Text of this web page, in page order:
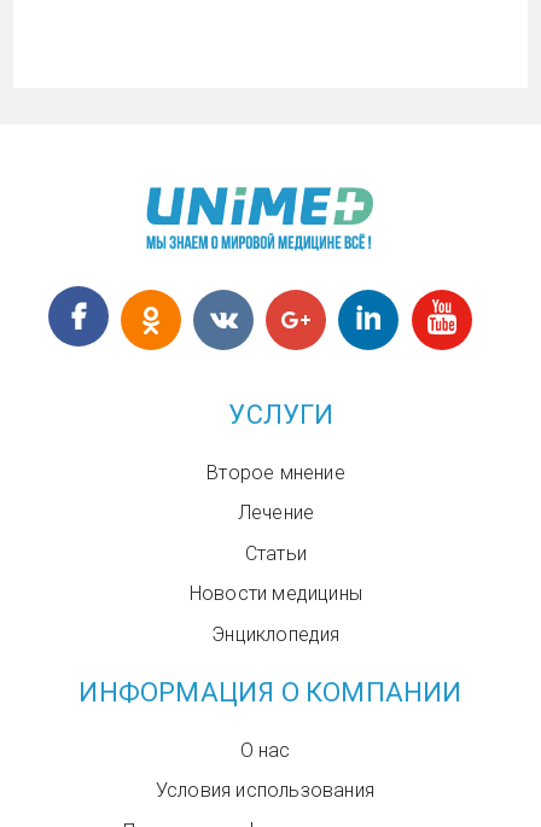
УСЛУГИ
Второе мнение
Лечение
Статьи
Новости медицины
Энциклопедия
ИНФОРМАЦИЯ О КОМПАНИИ
О нас
Условия использования